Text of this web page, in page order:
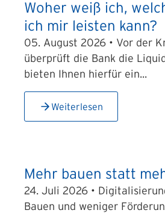
Woher weiß ich,
ich mir leisten kann?
05. August 2026 • Vor der
überprüft die Bank die
bieten Ihnen hierfür ein...
Weiterlesen
Mehr bauen statt
24. Juli 2026 •
Bauen und weniger